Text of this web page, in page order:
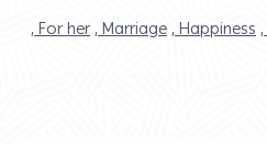
Happiness ,
Marriage ,
For her ,